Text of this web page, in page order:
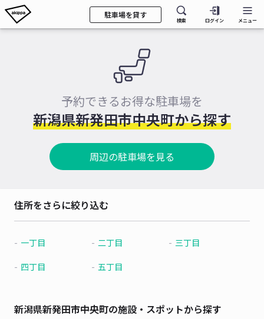
駐車場を貸す
検索 ログイン メニュー
予約できるお得な駐車場を
新潟県新発田市中央町から探す
周辺の駐車場を見る
住所をさらに絞り込む
一丁目 二丁目 三丁目
四丁目 五丁目
新潟県新発田市中央町の施設・スポットから探す